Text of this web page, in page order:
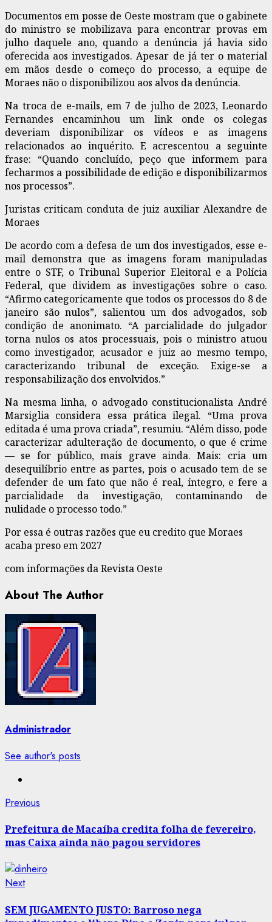
Documentos em posse de Oeste mostram que o gabinete
do ministro se mobilizava para encontrar provas em
julho daquele ano, quando a denúncia já havia sido
oferecida aos investigados. Apesar de já ter o material
em mãos desde o começo do processo, a equipe de
Moraes não o disponibilizou aos alvos da denúncia.
Na troca de e-mails, em 7 de julho de 2023, Leonardo
Fernandes encaminhou um link onde os colegas
deveriam disponibilizar os vídeos e as imagens
relacionados ao inquérito. E acrescentou a seguinte
frase: “Quando concluído, peço que informem para
fecharmos a possibilidade de edição e disponibilizarmos
nos processos”.
Juristas criticam conduta de juiz auxiliar Alexandre de
Moraes
De acordo com a defesa de um dos investigados, esse e-
mail demonstra que as imagens foram manipuladas
entre o STF, o Tribunal Superior Eleitoral e a Polícia
Federal, que dividem as investigações sobre o caso.
“Afirmo categoricamente que todos os processos do 8 de
janeiro são nulos”, salientou um dos advogados, sob
condição de anonimato. “A parcialidade do julgador
torna nulos os atos processuais, pois o ministro atuou
como investigador, acusador e juiz ao mesmo tempo,
caracterizando tribunal de exceção. Exige-se a
responsabilização dos envolvidos.”
Na mesma linha, o advogado constitucionalista André
Marsiglia considera essa prática ilegal. “Uma prova
editada é uma prova criada”, resumiu. “Além disso, pode
caracterizar adulteração de documento, o que é crime
— se for público, mais grave ainda. Mais: cria um
desequilíbrio entre as partes, pois o acusado tem de se
defender de um fato que não é real, íntegro, e fere a
parcialidade da investigação, contaminando de
nulidade o processo todo.”
Por essa é outras razões que eu credito que Moraes
acaba preso em 2027
com informações da Revista Oeste
About The Author
Administrador
See author's posts
Post
navigation
Previous
Prefeitura de Macaíba credita folha de fevereiro,
mas Caixa ainda não pagou servidores
NextNext
SEM JUGAMENTO JUSTO: Barroso nega